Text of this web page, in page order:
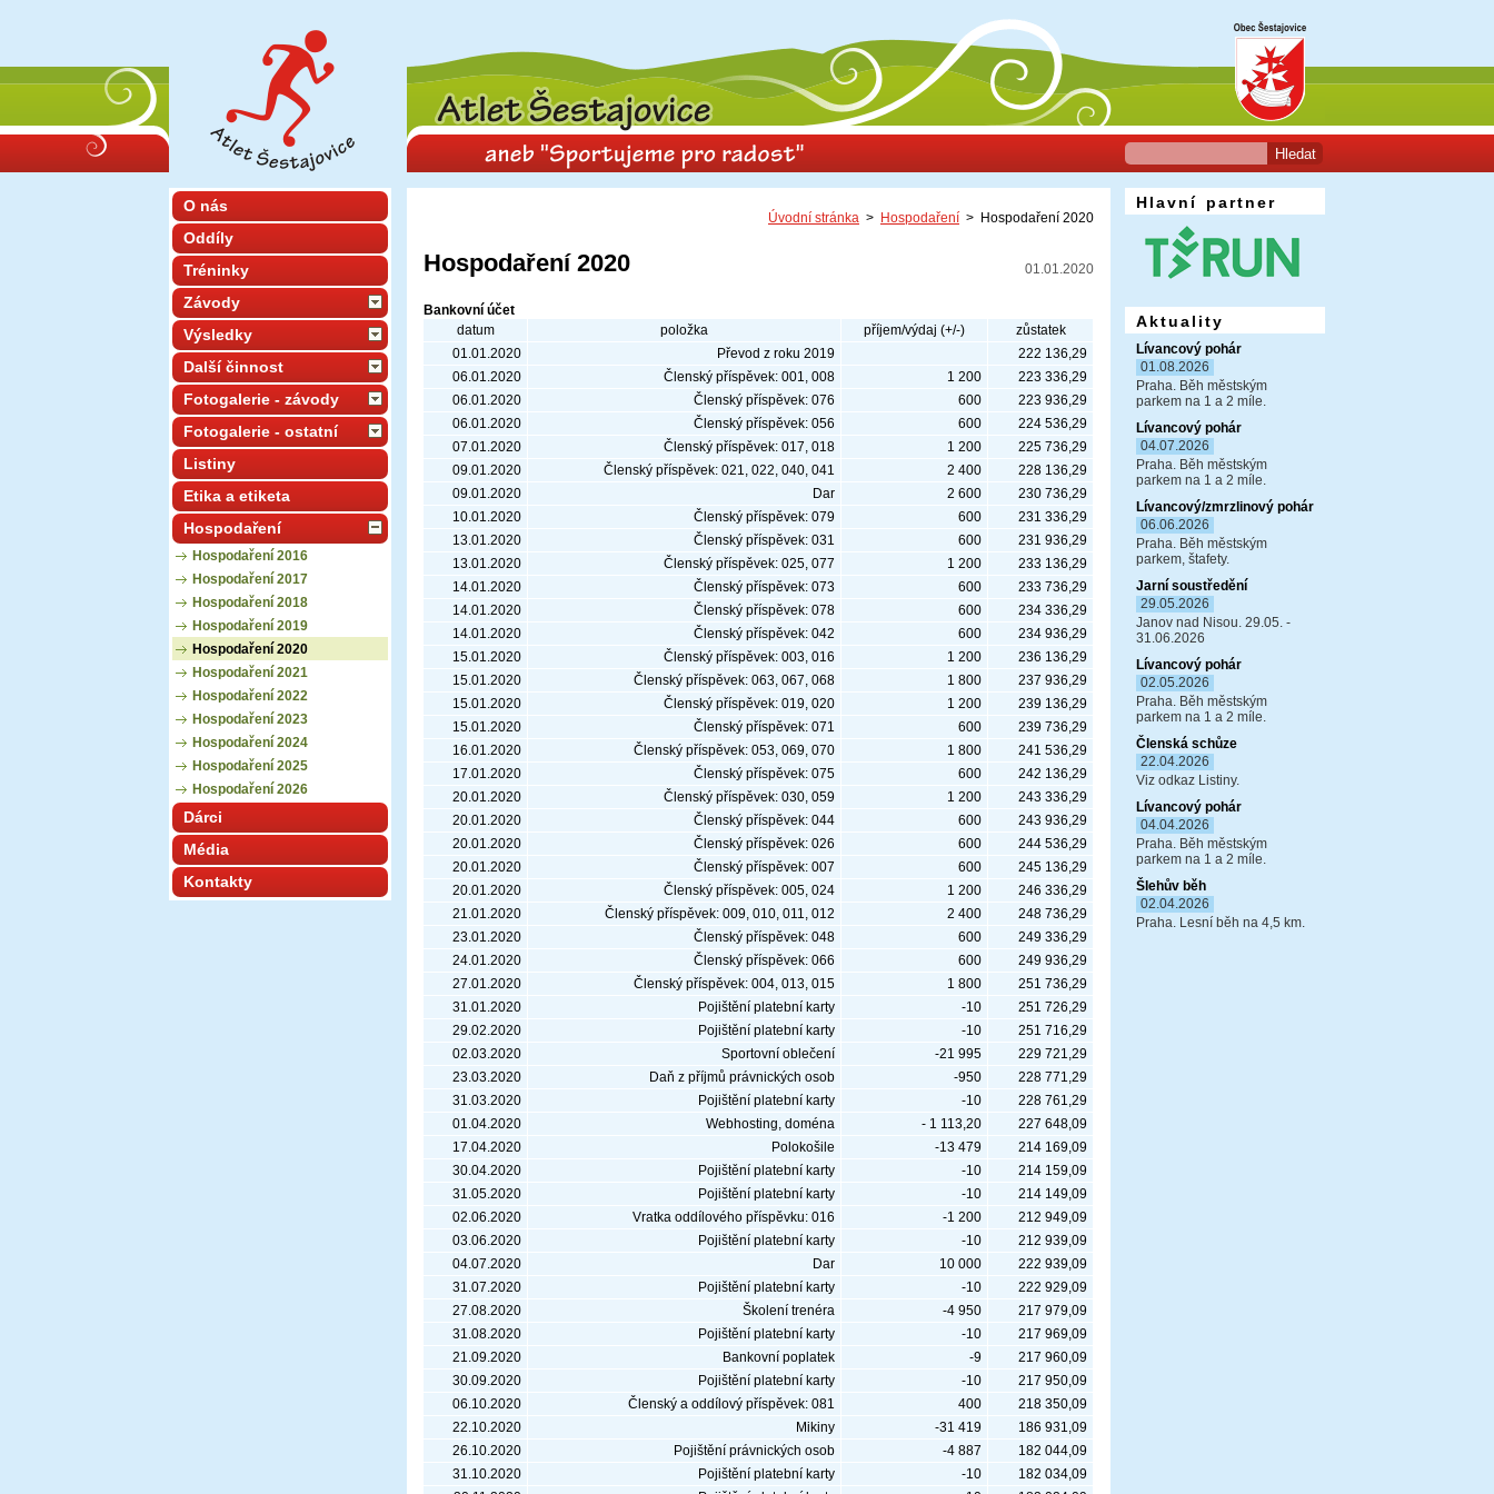
O nás
Oddíly
Tréninky
Závody
Výsledky
Další činnost
Fotogalerie - závody
Fotogalerie - ostatní
Listiny
Etika a etiketa
Hospodaření
Hospodaření 2016
Hospodaření 2017
Hospodaření 2018
Hospodaření 2019
Hospodaření 2020
Hospodaření 2021
Hospodaření 2022
Hospodaření 2023
Hospodaření 2024
Hospodaření 2025
Hospodaření 2026
Dárci
Média
Kontakty
Hlavní partner
Aktuality
Lívancový pohár
01.08.2026
Praha. Běh městským
parkem na 1 a 2 míle.
Lívancový pohár
04.07.2026
Praha. Běh městským
parkem na 1 a 2 míle.
Lívancový/zmrzlinový pohár
06.06.2026
Praha. Běh městským
parkem, štafety.
Jarní soustředění
29.05.2026
Janov nad Nisou. 29.05. -
31.06.2026
Lívancový pohár
02.05.2026
Praha. Běh městským
parkem na 1 a 2 míle.
Členská schůze
22.04.2026
Viz odkaz Listiny.
Lívancový pohár
04.04.2026
Praha. Běh městským
parkem na 1 a 2 míle.
Šlehův běh
02.04.2026
Praha. Lesní běh na 4,5 km.
Úvodní stránka > Hospodaření > Hospodaření 2020
01.01.2020
Hospodaření 2020
Bankovní účet
datum
položka příjem/výdaj (+/-)
zůstatek
01.01.2020
Převod z roku 2019
222 136,29
06.01.2020
Členský příspěvek: 001, 008 1 200
223 336,29
06.01.2020
Členský příspěvek: 076 600
223 936,29
06.01.2020
Členský příspěvek: 056 600
224 536,29
07.01.2020
Členský příspěvek: 017, 018 1 200
225 736,29
09.01.2020
Členský příspěvek: 021, 022, 040, 041 2 400
228 136,29
09.01.2020
Dar 2 600
230 736,29
10.01.2020
Členský příspěvek: 079 600
231 336,29
13.01.2020
Členský příspěvek: 031 600
231 936,29
13.01.2020
Členský příspěvek: 025, 077 1 200
233 136,29
14.01.2020
Členský příspěvek: 073 600
233 736,29
14.01.2020
Členský příspěvek: 078 600
234 336,29
14.01.2020
Členský příspěvek: 042 600
234 936,29
15.01.2020
Členský příspěvek: 003, 016 1 200
236 136,29
15.01.2020
Členský příspěvek: 063, 067, 068 1 800
237 936,29
15.01.2020
Členský příspěvek: 019, 020 1 200
239 136,29
15.01.2020
Členský příspěvek: 071 600
239 736,29
16.01.2020
Členský příspěvek: 053, 069, 070 1 800
241 536,29
17.01.2020
Členský příspěvek: 075 600
242 136,29
20.01.2020
Členský příspěvek: 030, 059 1 200
243 336,29
20.01.2020
Členský příspěvek: 044 600
243 936,29
20.01.2020
Členský příspěvek: 026 600
244 536,29
20.01.2020
Členský příspěvek: 007 600
245 136,29
20.01.2020
Členský příspěvek: 005, 024 1 200
246 336,29
21.01.2020
Členský příspěvek: 009, 010, 011, 012 2 400
248 736,29
23.01.2020
Členský příspěvek: 048 600
249 336,29
24.01.2020
Členský příspěvek: 066 600
249 936,29
27.01.2020
Členský příspěvek: 004, 013, 015 1 800
251 736,29
31.01.2020
Pojištění platební karty -10
251 726,29
29.02.2020
Pojištění platební karty -10
251 716,29
02.03.2020
Sportovní oblečení -21 995
229 721,29
23.03.2020
Daň z příjmů právnických osob -950
228 771,29
31.03.2020
Pojištění platební karty -10
228 761,29
01.04.2020
Webhosting, doména - 1 113,20
227 648,09
17.04.2020
Polokošile -13 479
214 169,09
30.04.2020
Pojištění platební karty -10
214 159,09
31.05.2020
Pojištění platební karty -10
214 149,09
02.06.2020
Vratka oddílového příspěvku: 016 -1 200
212 949,09
03.06.2020
Pojištění platební karty -10
212 939,09
04.07.2020
Dar 10 000
222 939,09
31.07.2020
Pojištění platební karty -10
222 929,09
27.08.2020
Školení trenéra -4 950
217 979,09
31.08.2020
Pojištění platební karty -10
217 969,09
21.09.2020
Bankovní poplatek -9
217 960,09
30.09.2020
Pojištění platební karty -10
217 950,09
06.10.2020
Členský a oddílový příspěvek: 081 400
218 350,09
22.10.2020
Mikiny -31 419
186 931,09
26.10.2020
Pojištění právnických osob -4 887
182 044,09
31.10.2020
Pojištění platební karty -10
182 034,09